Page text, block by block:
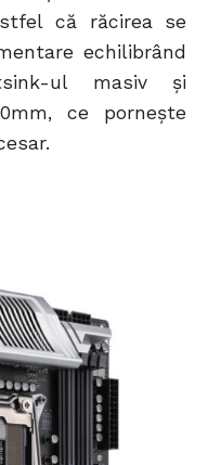
că răcirea se
echilibrând
ul masiv și
ce pornește